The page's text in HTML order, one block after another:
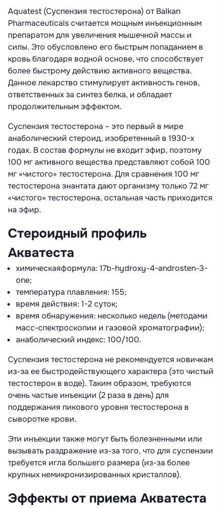
Aquatest (Суспензия тестостерона) от Balkan
Pharmaceuticals считается мощным инъекционным
препаратом для увеличения мышечной массы и
силы. Это обусловлено его быстрым попаданием в
кровь благодаря водной основе, что способствует
более быстрому действию активного вещества.
Данное лекарство стимулирует активность генов,
ответственных за синтез белка, и обладает
продолжительным эффектом.
Суспензия тестостерона – это первый в мире
анаболический стероид, изобретенный в 1930-х
годах. В состав формулы не входит эфир, поэтому
100 мг активного вещества представляют собой 100
мг «чистого» тестостерона. Для сравнения 100 мг
тестостерона энантата дают организму только 72 мг
«чистого» тестостерона, остальная часть приходится
на эфир.
Стероидный профиль
Акватеста
химическаяформула: 17b-hydroxy-4-androsten-3-
one;
температура плавления: 155;
время действия: 1-2 суток;
время обнаружения: несколько недель (методами
масс-спектроскопии и газовой хроматографии);
анаболический индекс: 100/100.
Суспензия тестостерона не рекомендуется новичкам
из-за ее быстродействующего характера (это чистый
тестостерон в воде). Таким образом, требуются
очень частые инъекции (2 раза в день) для
поддержания пикового уровня тестостерона в
сыворотке крови.
Эти инъекции также могут быть болезненными или
вызывать раздражение из-за того, что для суспензии
требуется игла большего размера (из-за более
крупных немикронизированных кристаллов).
Эффекты от приема Акватеста